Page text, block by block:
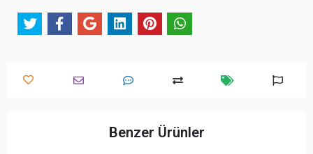
Benzer Ürünler